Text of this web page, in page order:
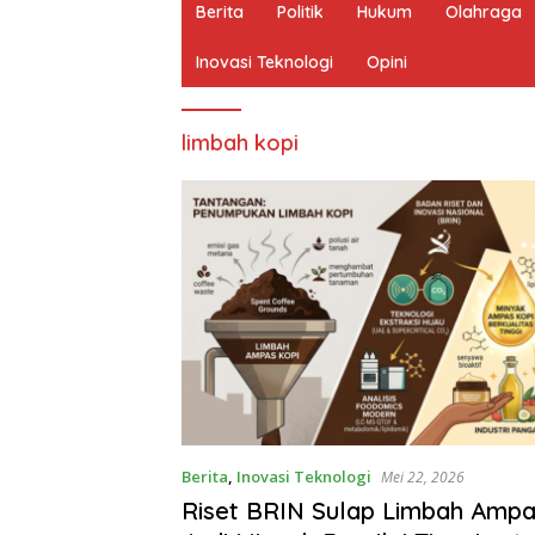
Berita Politik Hukum Olahraga
Inovasi Teknologi Opini
limbah kopi
Berita, Inovasi Teknologi Mei 22, 2026
Riset BRIN Sulap Limbah